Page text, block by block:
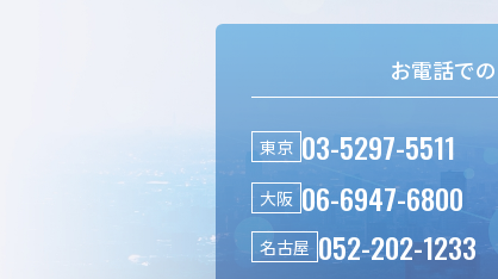
お電話で
東京 03-5297-5511
大阪 06-6947-6800
名古屋 052-202-1233